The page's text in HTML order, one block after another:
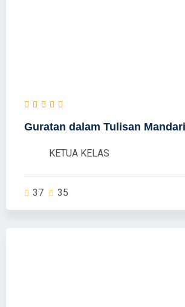
Guratan dalam Tulisan
KETUA KELAS
37 35